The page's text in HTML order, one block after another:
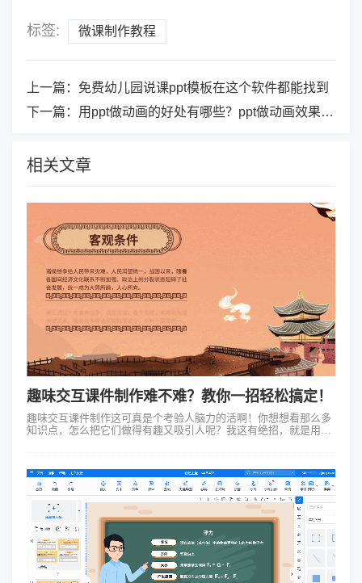
标签: 微课制作教程
上一篇： 免费幼儿园说课ppt模板在这个软件都能找到
下一篇： 用ppt做动画的好处有哪些？ppt做动画效果原来很简单
相关文章
趣味交互课件制作难不难？教你一招轻松搞定！
趣味交互课件制作这可真是个考验人脑力的活啊！你想想看那么多
知识点，怎么把它们做得有趣又吸引人呢？我这有绝招，就是用